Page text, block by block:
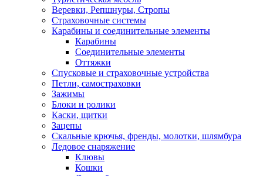
Веревки, Репшнуры, Стропы
Страховочные системы
Карабины и соединительные элементы
Карабины
Соединительные элементы
Оттяжки
Спусковые и страховочные устройства
Петли, самостраховки
Зажимы
Блоки и ролики
Каски, щитки
Зацепы
Скальные крючья, френды, молотки, шлямбура
Ледовое снаряжение
Клювы
Кошки